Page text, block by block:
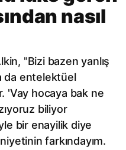
nasıl
"Bizi bazen yanlış
da entelektüel
'Vay hocaya bak ne
biliyor
bir enayilik diye
farkındayım.